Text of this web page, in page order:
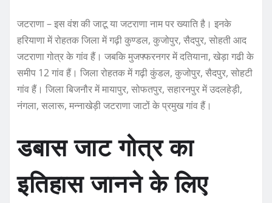
जटराणा – इस वंश की जाटू या जटराणा नाम पर ख्याति है। इनके
हरियाणा में रोहतक जिला में गढ़ी कुण्डल, कुजोपुर, सैदपुर, सोहती आद
जटराणा गोत्र के गांव हैं। जबकि मुजफ्फरनगर में दतियाना, खेड़ा गढी के
समीप 12 गांव हैं। जिला रोहतक में गढ़ी कुंडल, कुजोपुर, सैदपुर, सोहटी
गांव हैं। जिला बिजनौर में मायापुर, सोफतपुर, सहारनपुर में उदलहेड़ी,
नंगला, सलारू, मन्नाखेड़ी जटराणा जाटों के प्रमुख गांव हैं।
डबास जाट गोत्र का
इतिहास जानने के लिए